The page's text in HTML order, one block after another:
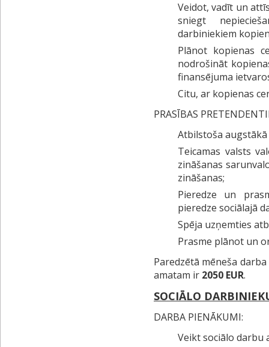
Veidot, vadīt un
sniegt
darbiniekiem
Plānot kopienas
nodrošināt
finansējuma
Citu, ar kopienas
PRASĪBAS
Atbilstoša
Teicamas valsts
zināšanas
zināšanas;
Pieredze un
pieredze sociālajā
Spēja uzņemties
Prasme plānot un
Paredzētā mēneša
amatam ir 2050 EUR.
SOCIĀLO
DARBA PIENĀKUMI:
Veikt sociālo darbu